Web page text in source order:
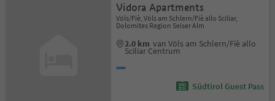
Vidora Apartments
Völs/Fiè, Völs am Schlern/Fiè allo Sciliar,
Dolomites Region Seiser Alm
2.0 km van Völs am Schlern/Fiè allo
Sciliar Centrum
Südtirol Guest Pass